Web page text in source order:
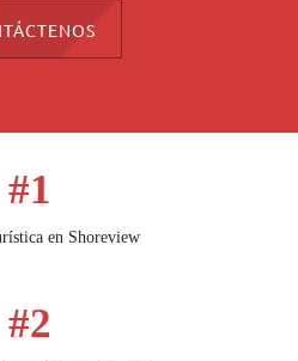
#1
en Shoreview
#2